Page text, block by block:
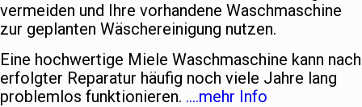
vermeiden und Ihre vorhandene Waschmaschine
zur geplanten Wäschereinigung nutzen.
Eine hochwertige Miele Waschmaschine kann nach
erfolgter Reparatur häufig noch viele Jahre lang
problemlos funktionieren. ….mehr Info